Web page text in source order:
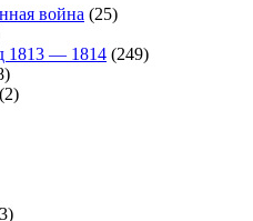
война (25)
1813 — 1814 (249)
(2)